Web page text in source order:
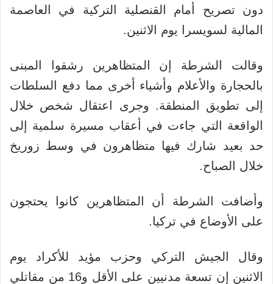
دون تصريح أمام القنصلية التركية في العاصمة
المالية لسويسرا يوم الاثنين.
وقالت الشرطة إن المتظاهرين رشقوا المبنى
بالحجارة والأعلام وأشياء أخرى مما دفع السلطات
إلى تطويق المنطقة. وجرى اعتقال شخص خلال
الواقعة التي جاءت في أعقاب مسيرة سلمية إلى
حد بعيد شارك فيها متظاهرون في وسط زوريخ
خلال الصباح.
وأضافت الشرطة أن المتظاهرين كانوا يحتجون
على الأوضاع في تركيا.
وقال الجيش التركي وحزب مؤيد للأكراد يوم
الاثنين إن تسعة مدنيين على الأقل و16 من مقاتلي